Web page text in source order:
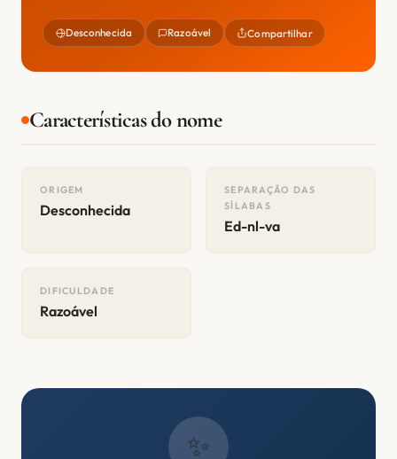
Desconhecida Razoável Compartilhar
Características do nome
ORIGEM
Desconhecida
SEPARAÇÃO DAS
SÍLABAS
Ed-nl-va
DIFICULDADE
Razoável
✨